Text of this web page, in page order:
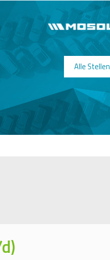
Alle Stellen